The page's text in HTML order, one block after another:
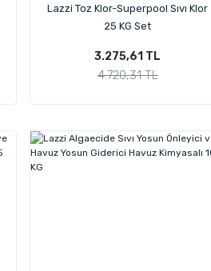
Lazzi Toz Klor-Superpool Sıvı Klor
25 KG Set
3.275,61 TL
4.720,31 TL